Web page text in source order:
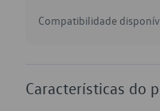
Compatibilidade
Características do